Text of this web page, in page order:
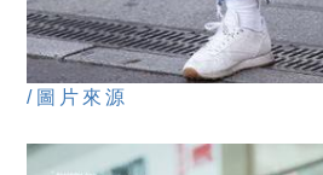
/圖片來源